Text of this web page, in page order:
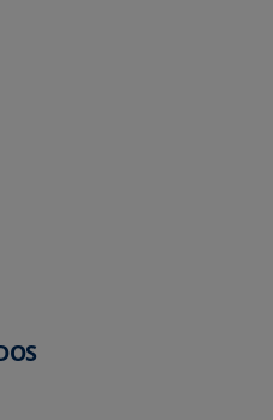
pestaña nueva
pestaña nueva
pestaña nueva